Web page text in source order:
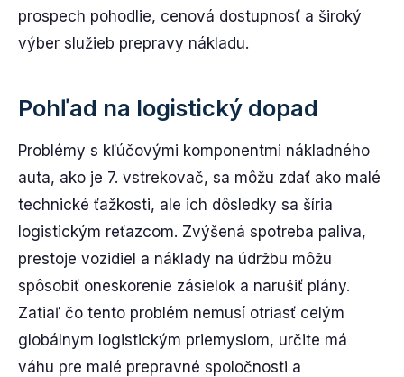
prospech pohodlie, cenová dostupnosť a široký
výber služieb prepravy nákladu.
Pohľad na logistický dopad
Problémy s kľúčovými komponentmi nákladného
auta, ako je 7. vstrekovač, sa môžu zdať ako malé
technické ťažkosti, ale ich dôsledky sa šíria
logistickým reťazcom. Zvýšená spotreba paliva,
prestoje vozidiel a náklady na údržbu môžu
spôsobiť oneskorenie zásielok a narušiť plány.
Zatiaľ čo tento problém nemusí otriasť celým
globálnym logistickým priemyslom, určite má
váhu pre malé prepravné spoločnosti a